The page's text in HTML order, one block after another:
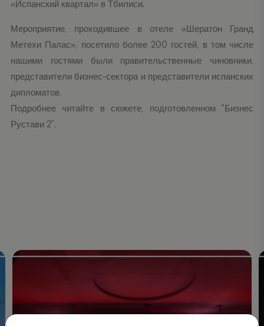
«Испанский квартал» в Тбилиси.
Мероприятие, проходившее в отеле «Шератон Гранд
Метехи Палас», посетило более 200 гостей, в том числе
нашими гостями были правительственные чиновники,
представители бизнес-сектора и представители испанских
дипломатов.
Подробнее читайте в сюжете, подготовленном "Бизнес
Рустави 2".